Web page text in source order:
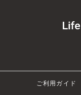
ご利用ガイド